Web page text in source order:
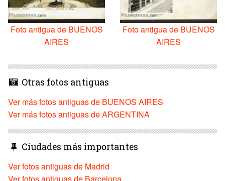
Foto antigua de BUENOS
AIRES
Foto antigua de BUENOS
AIRES
Otras fotos antiguas
Ver más fotos antiguas de BUENOS AIRES
Ver más fotos antiguas de ARGENTINA
Ciudades más importantes
Ver fotos antiguas de Madrid
Ver fotos antiguas de Barcelona